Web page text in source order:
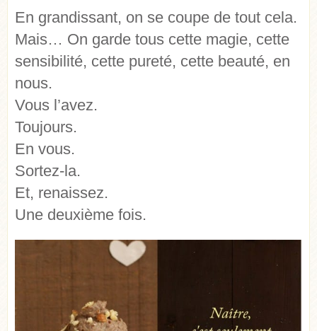
En grandissant, on se coupe de tout cela.
Mais… On garde tous cette magie, cette
sensibilité, cette pureté, cette beauté, en
nous.
Vous l’avez.
Toujours.
En vous.
Sortez-la.
Et, renaissez.
Une deuxième fois.